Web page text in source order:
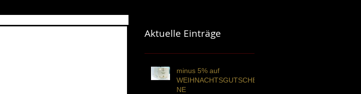
Aktuelle Einträge
minus 5% auf
WEIHNACHTSGUTSCHEI
NE